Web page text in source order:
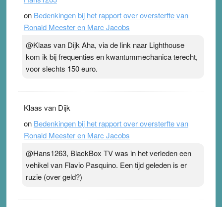
on Bedenkingen bij het rapport over oversterfte van
Ronald Meester en Marc Jacobs
@Klaas van Dijk Aha, via de link naar Lighthouse
kom ik bij frequenties en kwantummechanica terecht,
voor slechts 150 euro.
Klaas van Dijk
on Bedenkingen bij het rapport over oversterfte van
Ronald Meester en Marc Jacobs
@Hans1263, BlackBox TV was in het verleden een
vehikel van Flavio Pasquino. Een tijd geleden is er
ruzie (over geld?)